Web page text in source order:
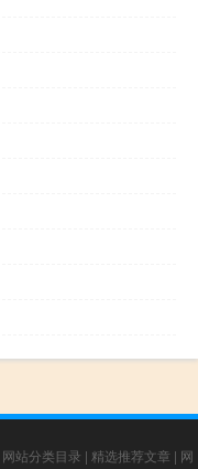
网站分类目录 | 精选推荐文章 | 网